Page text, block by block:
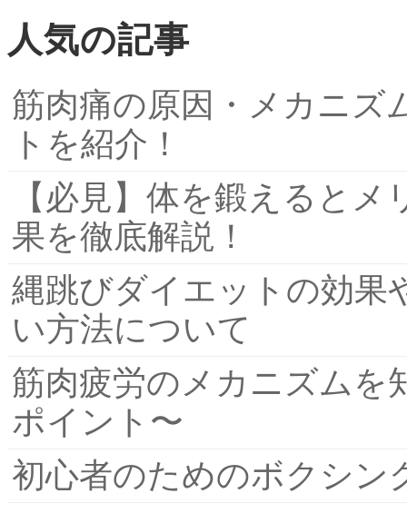
人気の記事
筋肉痛の原因・メカニズ
トを紹介！
【必見】体を鍛えると
果を徹底解説！
縄跳びダイエットの効果
い方法について
筋肉疲労のメカニズムを
ポイント〜
初心者のためのボクシン